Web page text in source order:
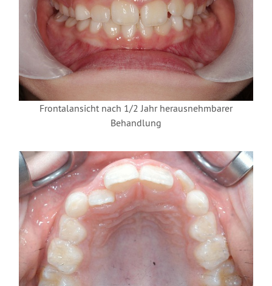
Frontalansicht nach 1/2 Jahr herausnehmbarer
Behandlung